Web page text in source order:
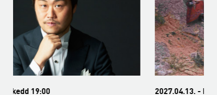
2027.04.13. - kedd 19:00